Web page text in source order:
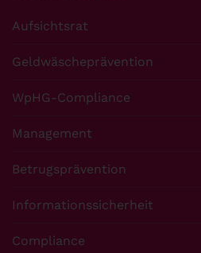
Aufsichtsrat
Geldwäscheprävention
WpHG-Compliance
Management
Betrugsprävention
Informationssicherheit
Compliance